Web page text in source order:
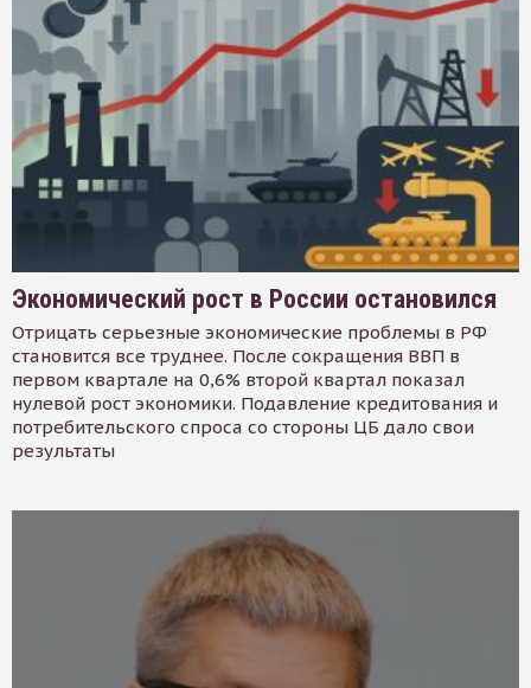
Экономический рост в России остановился
Отрицать серьезные экономические проблемы в РФ
становится все труднее. После сокращения ВВП в
первом квартале на 0,6% второй квартал показал
нулевой рост экономики. Подавление кредитования и
потребительского спроса со стороны ЦБ дало свои
результаты